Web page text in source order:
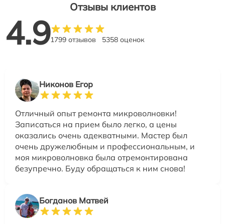
Отзывы клиентов
4.91799 отзывов 5358 оценок
Никонов Егор
Отличный опыт ремонта микроволновки!
Записаться на прием было легко, а цены
оказались очень адекватными. Мастер был
очень дружелюбным и профессиональным, и
моя микроволновка была отремонтирована
безупречно. Буду обращаться к ним снова!
Богданов Матвей